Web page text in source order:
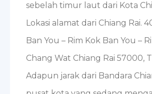
sebelah timur laut dari Kota
Lokasi alamat dari Chiang Rai.
Ban You – Rim Kok Ban You –
Chang Wat Chiang Rai 57000,
Adapun jarak dari Bandara